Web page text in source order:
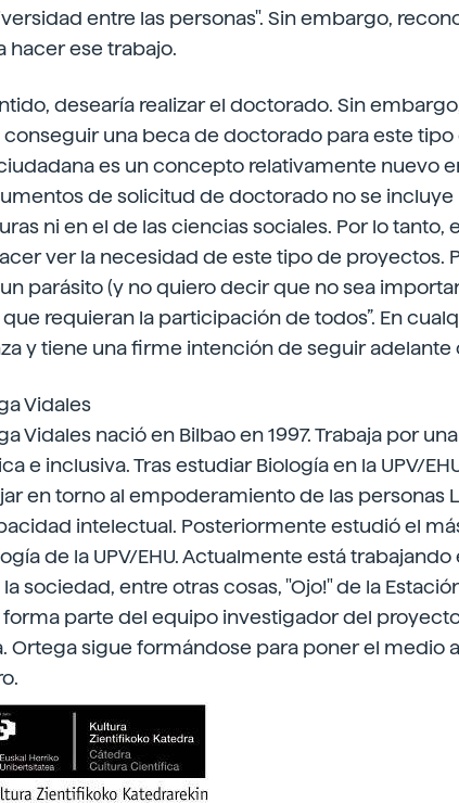
entre las personas". Sin embargo,
hacer ese trabajo.
desearía realizar el doctorado. Sin
una beca de doctorado para este tipo
es un concepto relativamente nuevo
de solicitud de doctorado no se incluye
ni en el de las ciencias sociales. Por lo
ver la necesidad de este tipo de proyectos.
parásito (y no quiero decir que no sea
requieran la participación de todos”. En
y tiene una firme intención de seguir adelante
Vidales
Vidales nació en Bilbao en 1997. Trabaja por
e inclusiva. Tras estudiar Biología en la UPV/
en torno al empoderamiento de las personas
intelectual. Posteriormente estudió el
de la UPV/EHU. Actualmente está
sociedad, entre otras cosas, "Ojo!" de la
forma parte del equipo investigador del
Ortega sigue formándose para poner el medio